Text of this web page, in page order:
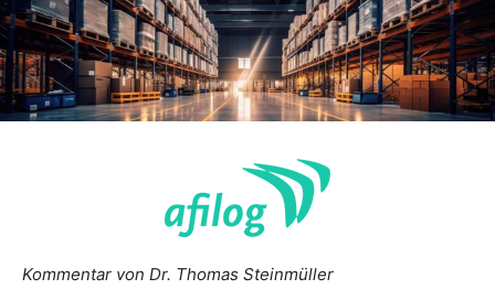
Kommentar von Dr. Thomas Steinmüller